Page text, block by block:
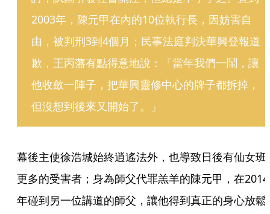
2003年，陳元甲在內的10位執行長，因妨害自
由，被判刑3到4個月；民事法庭判決華興登報道
歉，王丙藩有點得意地說：「當年我們一鬧，讓
他收斂一陣子，把華興靈修中心的牌子都拆掉，
但沒想到後來又開始了。」
幕後主使徐浩城始終逍遙法外，也導致日後有仙女班
更多的受害者；身為師父代罪羔羊的陳元甲，在2014
年碰到另一位講道的師父，讓他得到真正的身心放鬆